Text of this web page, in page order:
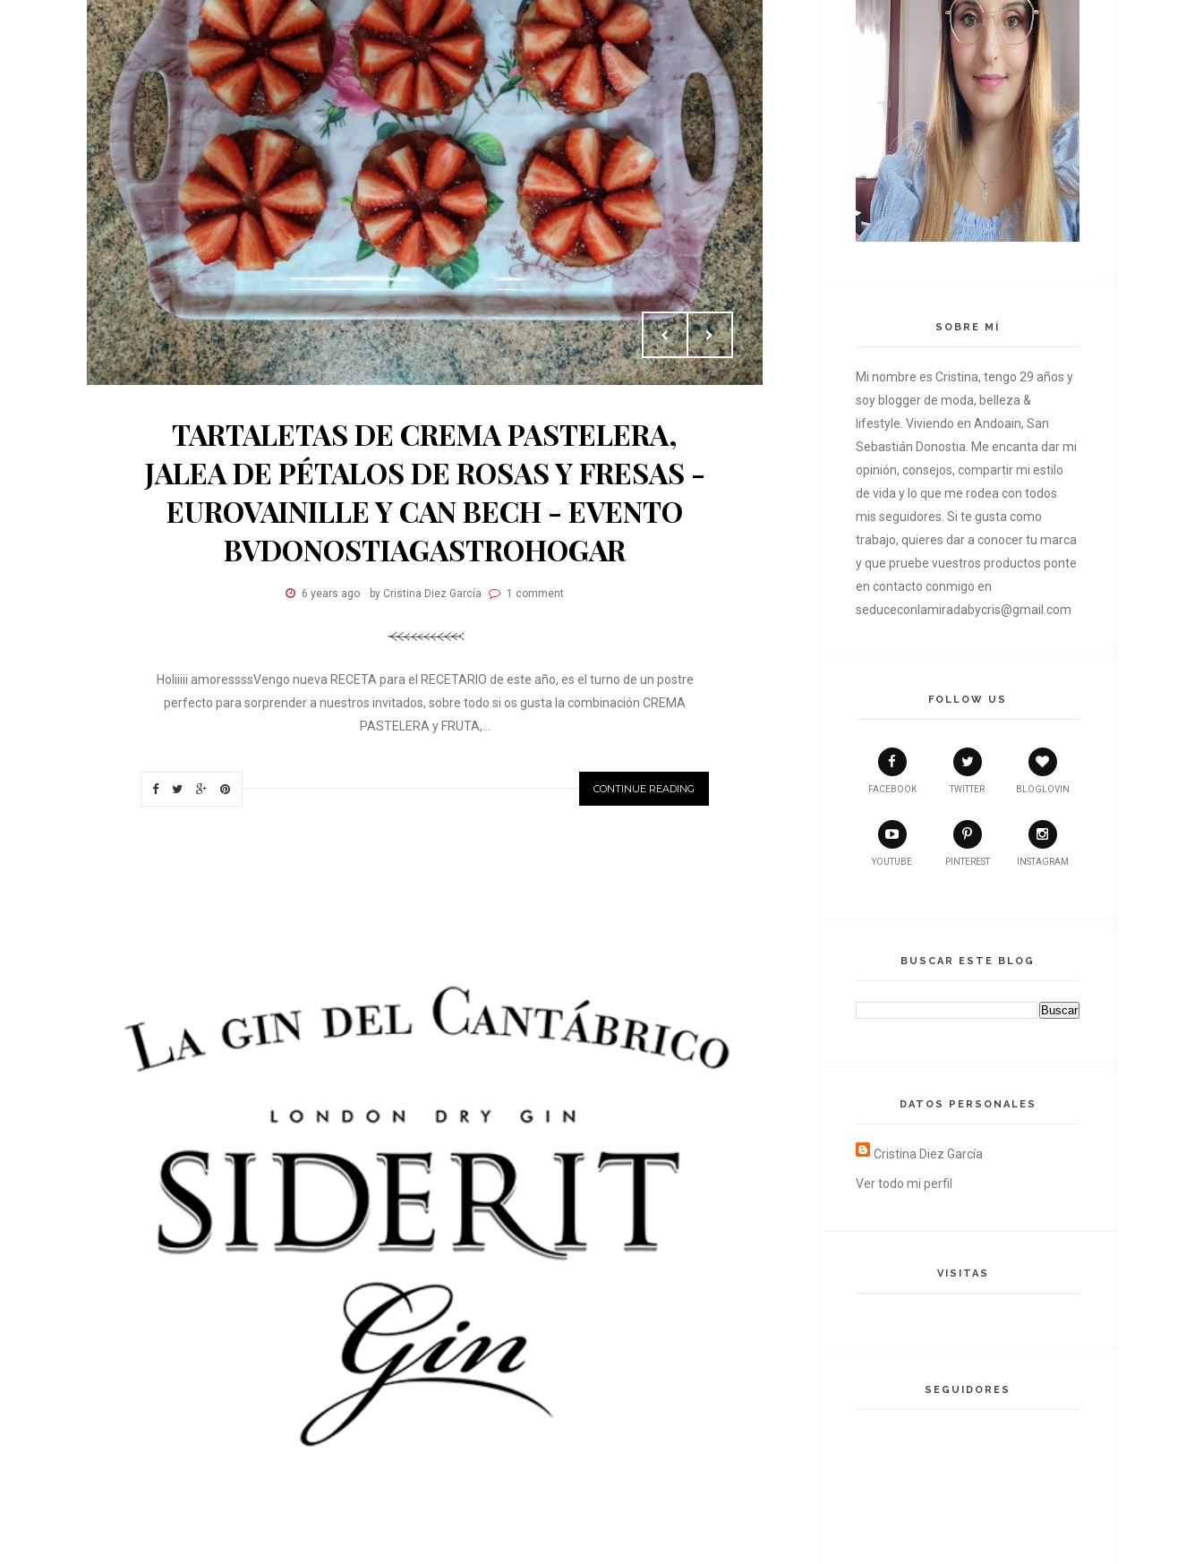
TARTALETAS DE CREMA PASTELERA,
JALEA DE PÉTALOS DE ROSAS Y FRESAS -
EUROVAINILLE Y CAN BECH - EVENTO
BVDONOSTIAGASTROHOGAR
6 years ago by Cristina Diez García 1 comment
Holiiiii amoressssVengo nueva RECETA para el RECETARIO de este año, es el turno de un postre
perfecto para sorprender a nuestros invitados, sobre todo si os gusta la combinación CREMA
PASTELERA y FRUTA,...
CONTINUE READING
SOBRE MÍ
Mi nombre es Cristina, tengo 29 años y
soy blogger de moda, belleza &
lifestyle. Viviendo en Andoain, San
Sebastián Donostia. Me encanta dar mi
opinión, consejos, compartir mi estilo
de vida y lo que me rodea con todos
mis seguidores. Si te gusta como
trabajo, quieres dar a conocer tu marca
y que pruebe vuestros productos ponte
en contacto conmigo en
seduceconlamiradabycris@gmail.com
FOLLOW US
FACEBOOK TWITTER BLOGLOVIN
YOUTUBE PINTEREST INSTAGRAM
BUSCAR ESTE BLOG
DATOS PERSONALES
Cristina Diez García
Ver todo mi perfil
VISITAS
SEGUIDORES